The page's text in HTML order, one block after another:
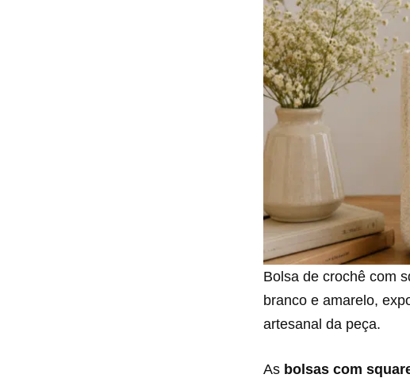
Bolsa de crochê com
branco e amarelo,
artesanal da peça.
As bolsas com